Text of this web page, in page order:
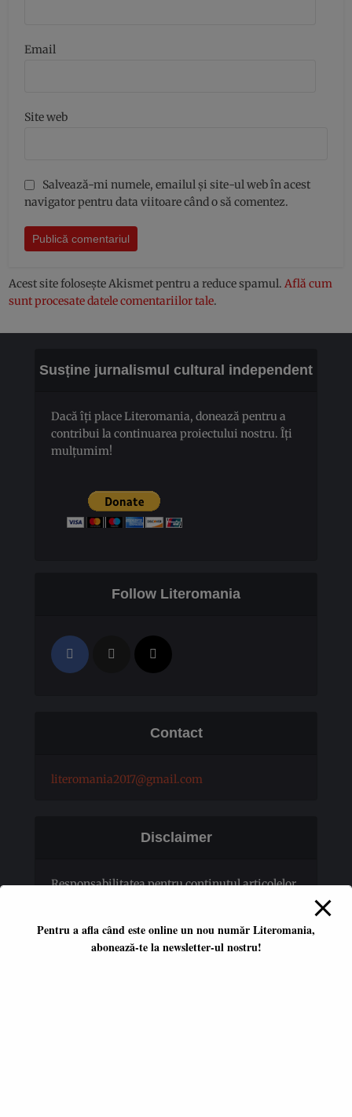
Email
Site web
Salvează-mi numele, emailul și site-ul web în acest
navigator pentru data viitoare când o să comentez.
Acest site folosește Akismet pentru a reduce spamul.Află cum
sunt procesate datele comentariilor tale.
Susține jurnalismul cultural independent
Dacă îți place Literomania, donează pentru a
contribui la continuarea proiectului nostru. Îți
mulțumim!
Follow Literomania
Contact
literomania2017@gmail.com
Disclaimer
Responsabilitatea pentru conţinutul articolelor
Pentru a afla când este online un nou număr Literomania,
abonează-te la newsletter-ul nostru!